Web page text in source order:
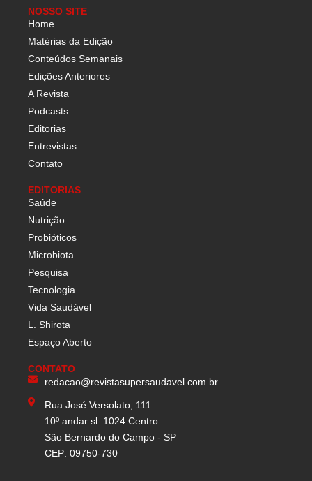
NOSSO SITE
Home
Matérias da Edição
Conteúdos Semanais
Edições Anteriores
A Revista
Podcasts
Editorias
Entrevistas
Contato
EDITORIAS
Saúde
Nutrição
Probióticos
Microbiota
Pesquisa
Tecnologia
Vida Saudável
L. Shirota
Espaço Aberto
CONTATO
redacao@revistasupersaudavel.com.br
Rua José Versolato, 111.
10º andar sl. 1024 Centro.
São Bernardo do Campo - SP
CEP: 09750-730